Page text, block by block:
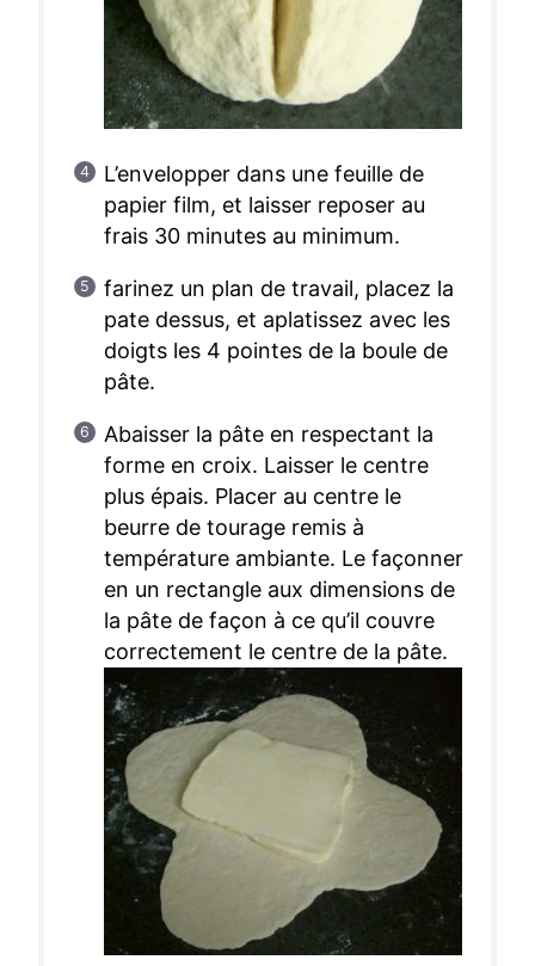
L’envelopper dans une feuille de
papier film, et laisser reposer au
frais 30 minutes au minimum.
farinez un plan de travail, placez la
pate dessus, et aplatissez avec les
doigts les 4 pointes de la boule de
pâte.
Abaisser la pâte en respectant la
forme en croix. Laisser le centre
plus épais. Placer au centre le
beurre de tourage remis à
température ambiante. Le façonner
en un rectangle aux dimensions de
la pâte de façon à ce qu’il couvre
correctement le centre de la pâte.